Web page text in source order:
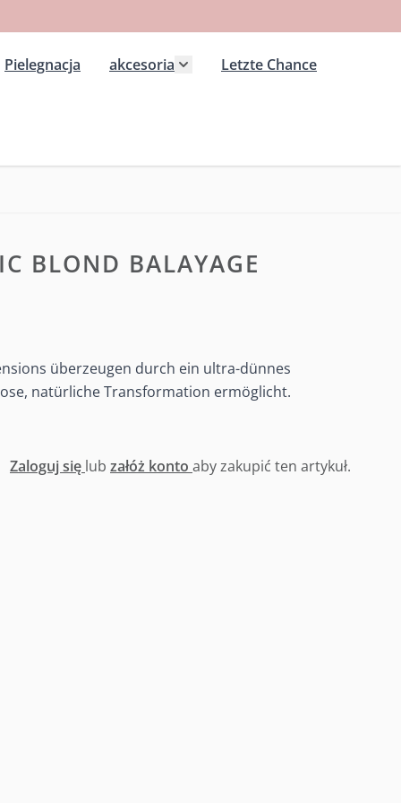
Pielegnacja
akcesoria
Letzte Chance
BLOND BALAYAGE
überzeugen durch ein ultra-dünnes
natürliche Transformation ermöglicht.
Zaloguj się lub załóż konto aby zakupić ten artykuł.